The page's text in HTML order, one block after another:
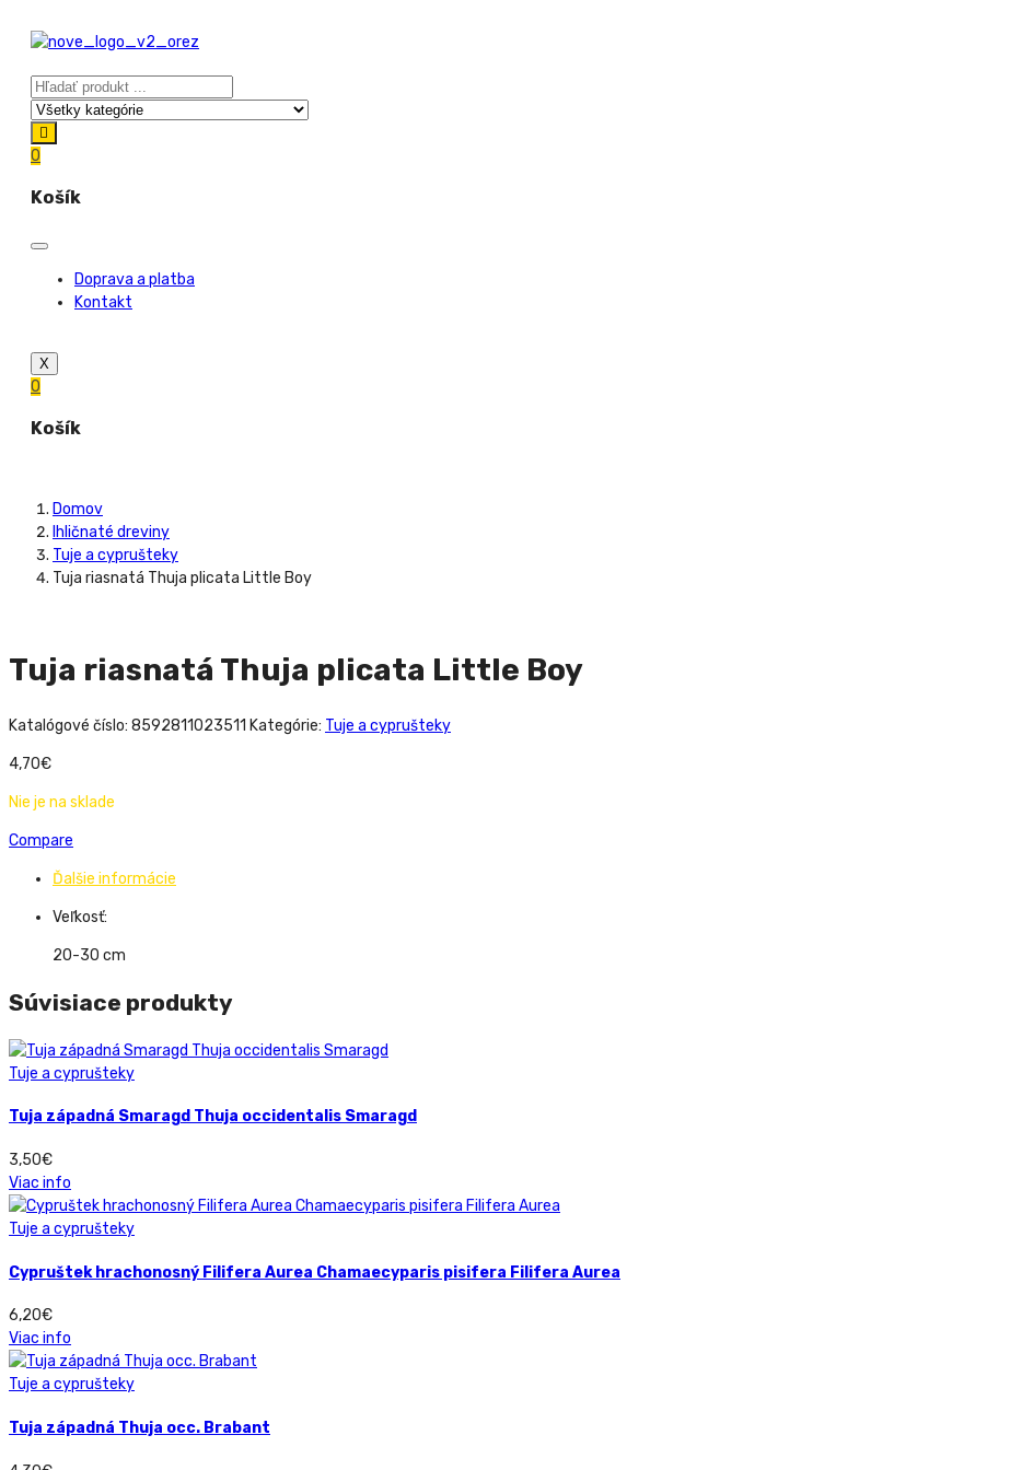
0
Košík
Doprava a platba
Kontakt
X
0
Košík
Domov
Ihličnaté dreviny
Tuje a cyprušteky
Tuja riasnatá Thuja plicata Little Boy
Tuja riasnatá Thuja plicata Little Boy
Katalógové číslo: 8592811023511 Kategórie: Tuje a cyprušteky
4,70€
Nie je na sklade
Compare
Ďalšie informácie
Veľkosť:
20-30 cm
Súvisiace produkty
Tuje a cyprušteky
Tuja západná Smaragd Thuja occidentalis Smaragd
3,50€
Viac info
Tuje a cyprušteky
Cypruštek hrachonosný Filifera Aurea Chamaecyparis pisifera Filifera Aurea
6,20€
Viac info
Tuje a cyprušteky
Tuja západná Thuja occ. Brabant